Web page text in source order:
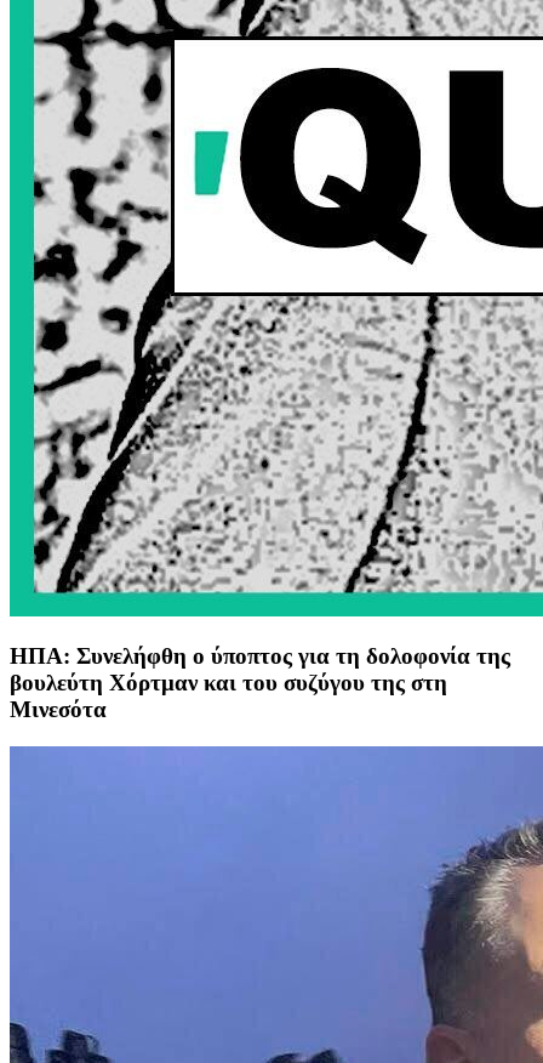
ΗΠΑ: Συνελήφθη ο ύποπτος για τη δολοφονία της
βουλεύτη Χόρτμαν και του συζύγου της στη
Μινεσότα